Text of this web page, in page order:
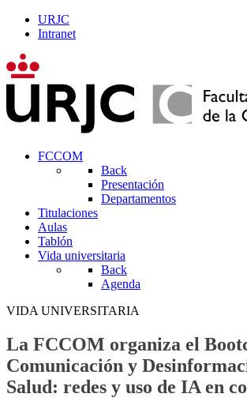
URJC
Intranet
FCCOM
Back
Presentación
Departamentos
Titulaciones
Aulas
Tablón
Vida universitaria
Back
Agenda
VIDA UNIVERSITARIA
La FCCOM organiza el
Comunicación y
Salud: redes y uso de IA en